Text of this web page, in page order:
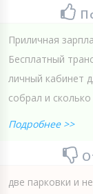
Приличная
Бесплатный
личный кабинет
собрал и
Подробнее >>
две парковки и